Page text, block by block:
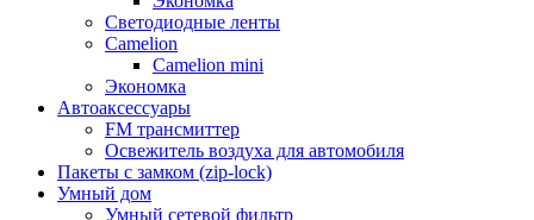
Светодиодные ленты
Camelion
Camelion mini
Экономка
Автоаксессуары
FM трансмиттер
Освежитель воздуха для автомобиля
Пакеты с замком (zip-lock)
Умный дом
Умный сетевой фильтр